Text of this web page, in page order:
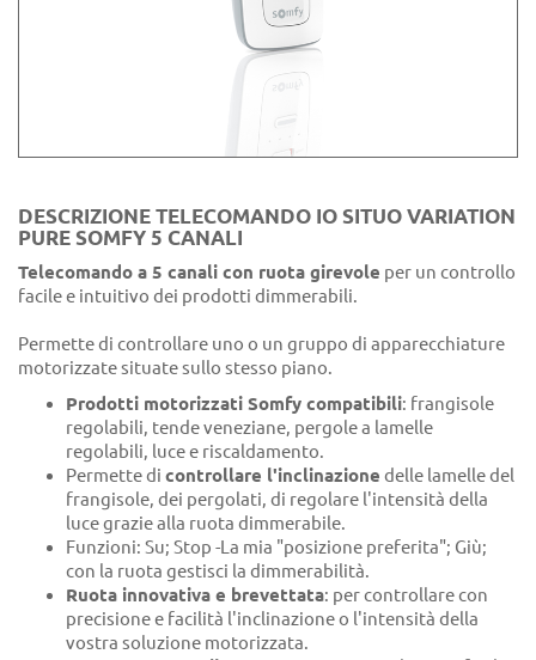
DESCRIZIONE TELECOMANDO IO SITUO VARIATION
PURE SOMFY 5 CANALI
Telecomando a 5 canali con ruota girevole per un controllo
facile e intuitivo dei prodotti dimmerabili.
Permette di controllare uno o un gruppo di apparecchiature
motorizzate situate sullo stesso piano.
Prodotti motorizzati Somfy compatibili: frangisole
regolabili, tende veneziane, pergole a lamelle
regolabili, luce e riscaldamento.
Permette di controllare l'inclinazione delle lamelle del
frangisole, dei pergolati, di regolare l'intensità della
luce grazie alla ruota dimmerabile.
Funzioni: Su; Stop -La mia "posizione preferita"; Giù;
con la ruota gestisci la dimmerabilità.
Ruota innovativa e brevettata: per controllare con
precisione e facilità l'inclinazione o l'intensità della
vostra soluzione motorizzata.